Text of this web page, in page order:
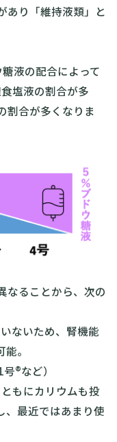
あり「維持液類」と
液の配合によって
塩液の割合が多
割合が多くなりま
なることから、次の
ないため、腎機能
。
®︎など）
もにカリウムも投
、最近ではあまり使